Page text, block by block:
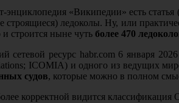
энциклопедия «Википедии» есть статья
ледоколы. Ну, или
строится ныне чуть более 470
сетевой ресурс habr.com 6 января
ICOMIA) и одного из ведущих
судов, которые можно в полном
корректной видится